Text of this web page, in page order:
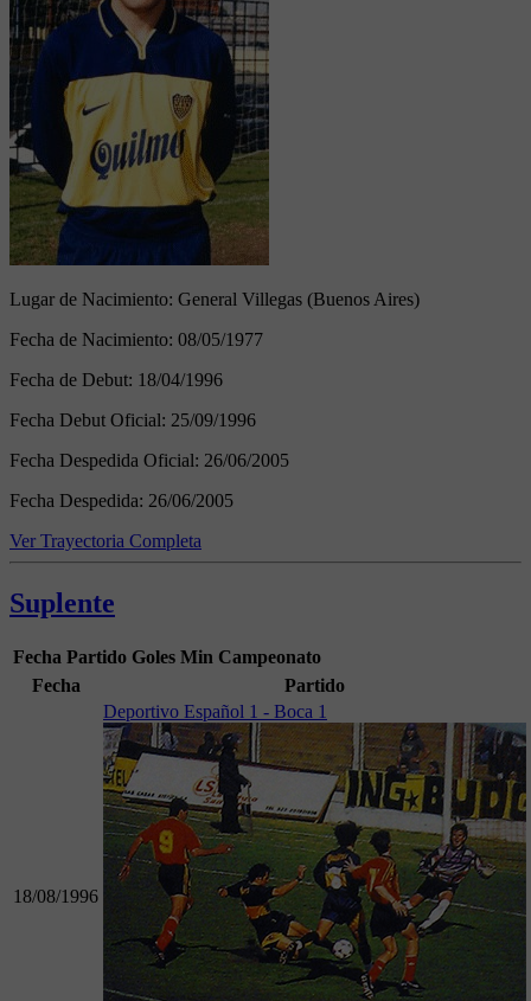
Lugar de Nacimiento: General Villegas (Buenos Aires)
Fecha de Nacimiento: 08/05/1977
Fecha de Debut: 18/04/1996
Fecha Debut Oficial: 25/09/1996
Fecha Despedida Oficial: 26/06/2005
Fecha Despedida: 26/06/2005
Ver Trayectoria Completa
Suplente
Fecha Partido Goles Min Campeonato
Fecha
Partido
18/08/1996
Deportivo Español 1 - Boca 1